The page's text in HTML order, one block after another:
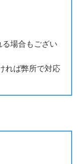
場合もござい
ば弊所で対応